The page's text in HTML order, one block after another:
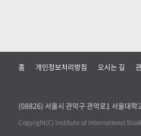
홈 개인정보처리방침 오시는 길
(08826) 서울시 관악구 관악로1 서울대
Copyright(C) Institute of International